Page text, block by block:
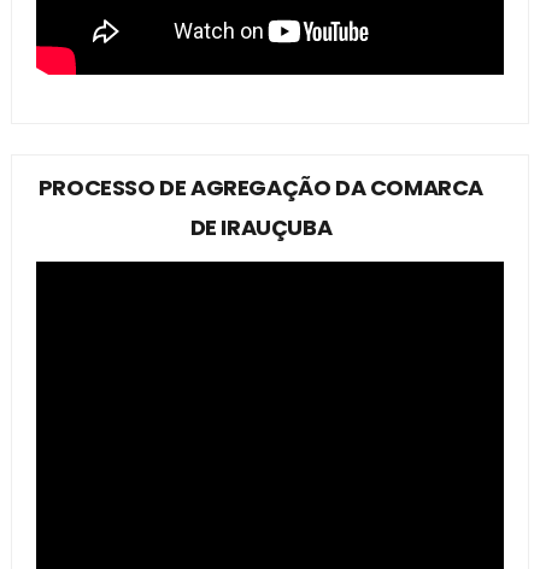
PROCESSO DE AGREGAÇÃO DA COMARCA
DE IRAUÇUBA